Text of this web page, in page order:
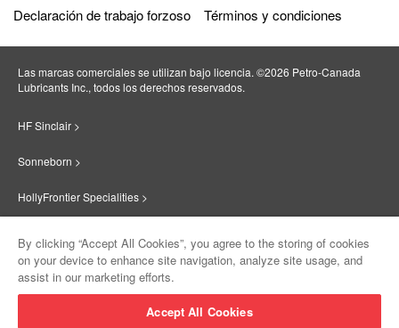
Declaración de trabajo forzoso
Términos y condiciones
Las marcas comerciales se utilizan bajo licencia. ©2026 Petro‐Canada
Lubricants Inc., todos los derechos reservados.
HF Sinclair >
Sonneborn >
HollyFrontier Specialities >
Suniso >
By clicking “Accept All Cookies”, you agree to the storing of cookies
on your device to enhance site navigation, analyze site usage, and
assist in our marketing efforts.
Accept All Cookies